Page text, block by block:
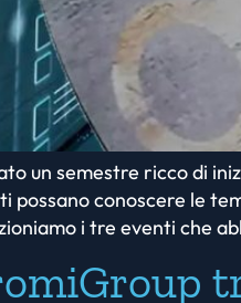
un semestre ricco di
possano conoscere le
i tre eventi che